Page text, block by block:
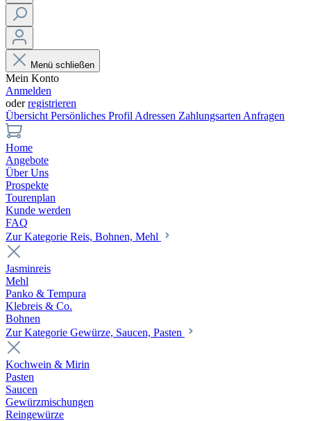
Menü schließen
Mein Konto
Anmelden
oderregistrieren
Übersicht Persönliches Profil Adressen Zahlungsarten Anfragen
Home
Angebote
Über Uns
Prospekte
Tourenplan
Kunde werden
FAQ
Zur Kategorie Reis, Bohnen, Mehl
Jasminreis
Mehl
Panko & Tempura
Klebreis & Co.
Bohnen
Zur Kategorie Gewürze, Saucen, Pasten
Kochwein & Mirin
Pasten
Saucen
Gewürzmischungen
Reingewürze